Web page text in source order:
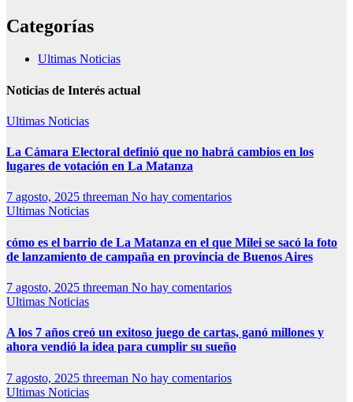
Categorías
Ultimas Noticias
Noticias de Interés actual
Ultimas Noticias
La Cámara Electoral definió que no habrá cambios en los
lugares de votación en La Matanza
7 agosto, 2025 threeman No hay comentarios
Ultimas Noticias
cómo es el barrio de La Matanza en el que Milei se sacó la foto
de lanzamiento de campaña en provincia de Buenos Aires
7 agosto, 2025 threeman No hay comentarios
Ultimas Noticias
A los 7 años creó un exitoso juego de cartas, ganó millones y
ahora vendió la idea para cumplir su sueño
7 agosto, 2025 threeman No hay comentarios
Ultimas Noticias